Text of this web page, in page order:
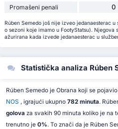
Promašeni penali 0
Rúben Semedo još nije izveo jedanaesterac
o sezoni koje imamo u FootyStatsu). Njegova
ažurirana kada izvede jedanaesterac u
Statistička analiza Rúben
Rúben Semedo je Obrana koji se pojavio
NOS , igrajući ukupno 782 minuta.
golova za svakih 90 minuta koliko je na
trenutno je 0%. To znači da je Rúben